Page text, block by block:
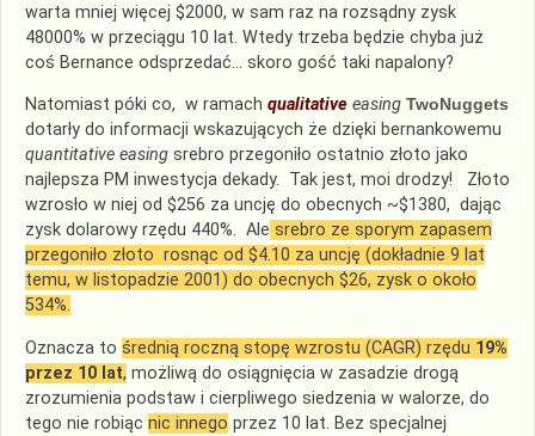
warta mniej więcej $2000, w sam raz na rozsądny zysk
48000% w przeciągu 10 lat. Wtedy trzeba będzie chyba już
coś Bernance odsprzedać… skoro gość taki napalony?
Natomiast póki co, w ramach qualitative easing TwoNuggets
dotarły do informacji wskazujących że dzięki bernankowemu
quantitative easing srebro przegoniło ostatnio złoto jako
najlepsza PM inwestycja dekady. Tak jest, moi drodzy! Złoto
wzrosło w niej od $256 za uncję do obecnych ~$1380, dając
zysk dolarowy rzędu 440%. Ale srebro ze sporym zapasem
przegoniło złoto rosnąc od $4.10 za uncję (dokładnie 9 lat
temu, w listopadzie 2001) do obecnych $26, zysk o około
534%.
Oznacza to średnią roczną stopę wzrostu (CAGR) rzędu 19%
przez 10 lat, możliwą do osiągnięcia w zasadzie drogą
zrozumienia podstaw i cierpliwego siedzenia w walorze, do
tego nie robiąc nic innego przez 10 lat. Bez specjalnej